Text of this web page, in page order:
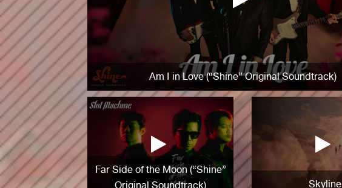
Am I in Love (“Shine” Original Soundtrack)
Far Side of the Moon (“Shine”
Skyline